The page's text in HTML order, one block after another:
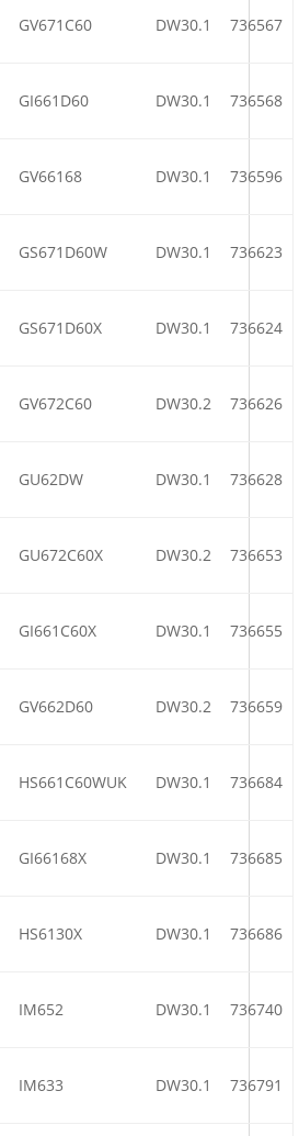
GV671C60 DW30.1 736567
GI661D60 DW30.1 736568
GV66168 DW30.1 736596
GS671D60W DW30.1 736623
GS671D60X DW30.1 736624
GV672C60 DW30.2 736626
GU62DW DW30.1 736628
GU672C60X DW30.2 736653
GI661C60X DW30.1 736655
GV662D60 DW30.2 736659
HS661C60WUK DW30.1 736684
GI66168X DW30.1 736685
HS6130X DW30.1 736686
IM652 DW30.1 736740
IM633 DW30.1 736791